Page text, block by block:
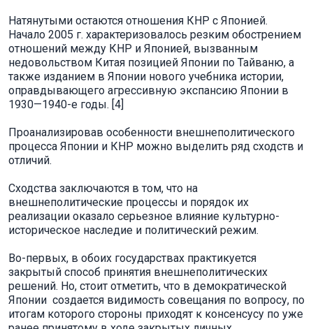
Натянутыми остаются отношения КНР с Японией.
Начало 2005 г. характеризовалось резким обострением
отношений между КНР и Японией, вызванным
недовольством Китая позицией Японии по Тайваню, а
также изданием в Японии нового учебника истории,
оправдывающего агрессивную экспансию Японии в
1930—1940-е годы. [4]
Проанализировав особенности внешнеполитического
процесса Японии и КНР можно выделить ряд сходств и
отличий.
Сходства заключаются в том, что на
внешнеполитические процессы и порядок их
реализации оказало серьезное влияние культурно-
историческое наследие и политический режим.
Во-первых, в обоих государствах практикуется
закрытый способ принятия внешнеполитических
решений. Но, стоит отметить, что в демократической
Японии создается видимость совещания по вопросу, по
итогам которого стороны приходят к консенсусу по уже